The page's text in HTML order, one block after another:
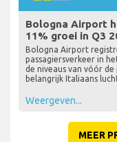
Bologna Airport
11% groei in Q3
Bologna Airport
passagiersverkeer in
de niveaus van vóór
belangrijk Italiaans
Weergeven...
MEER